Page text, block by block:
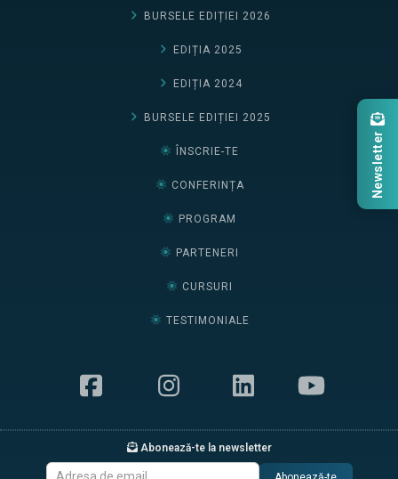
BURSELE EDIȚIEI 2026
EDIȚIA 2025
EDIȚIA 2024
BURSELE EDIȚIEI 2025
ÎNSCRIE-TE
CONFERINȚA
PROGRAM
PARTENERI
CURSURI
TESTIMONIALE
Abonează-te la newsletter
Newsletter